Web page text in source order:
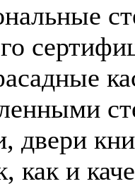
двери
как и